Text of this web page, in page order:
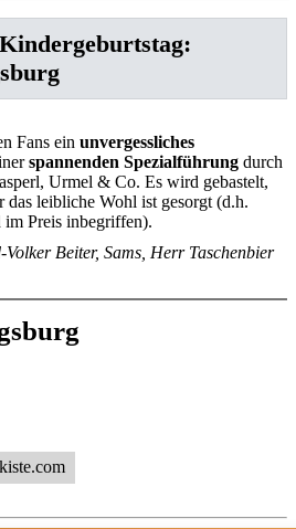
Fans ein unvergessliches
spannenden Spezialführung durch
Urmel & Co. Es wird gebastelt,
das leibliche Wohl ist gesorgt (d.h.
im Preis inbegriffen).
Beiter, Sams, Herr Taschenbier